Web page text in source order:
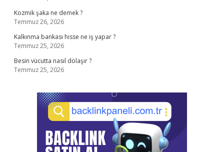
Kozmik şaka ne demek ?
Temmuz 26, 2026
Kalkınma bankası hisse ne iş yapar ?
Temmuz 25, 2026
Besin vücutta nasıl dolaşır ?
Temmuz 25, 2026